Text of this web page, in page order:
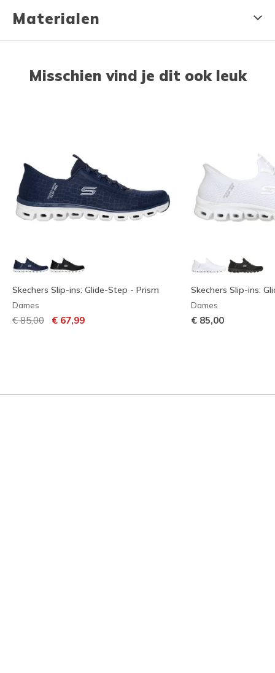
Materialen
Misschien vind je dit ook leuk
Skechers Slip-ins: Glide-Step - Prism
Dames
Prijs verlaagd van
€ 85,00 naar
€ 67,99
Skechers Slip-ins:
Dames
€ 85,00